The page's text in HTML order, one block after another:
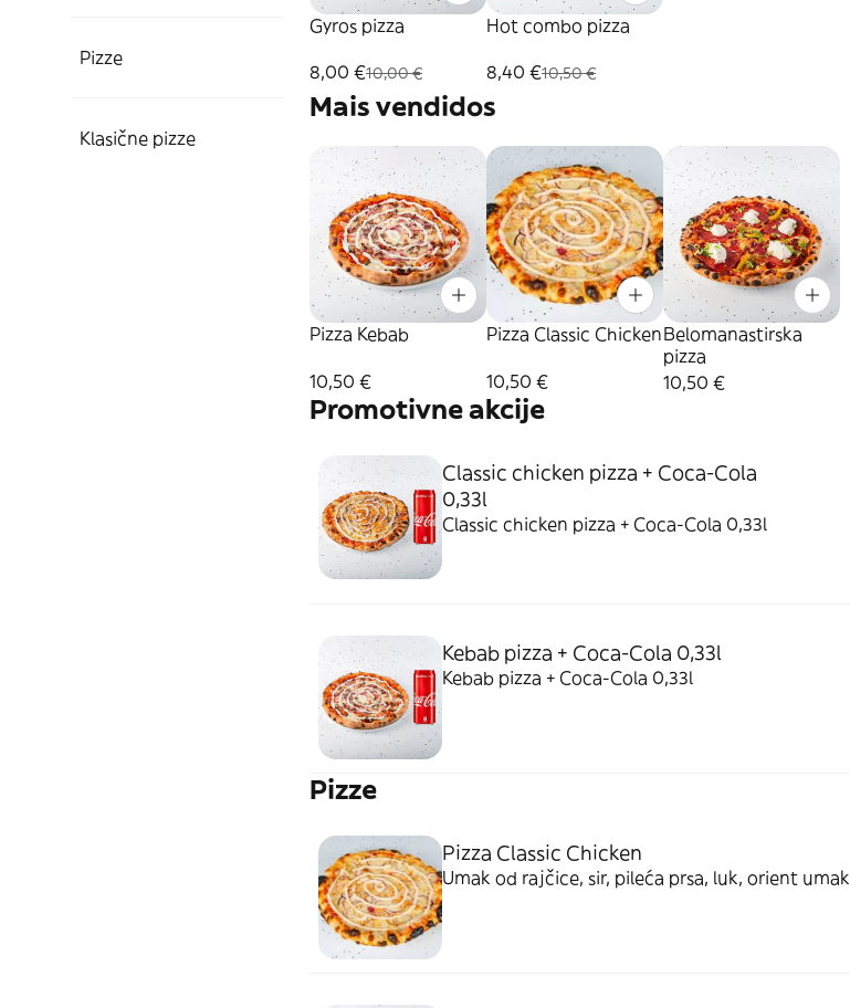
Pizze
Klasične pizze
Gyros pizza
8,00 €10,00 €
Hot combo pizza
8,40 €10,50 €
Mais vendidos
Pizza Kebab
10,50 €
Pizza Classic Chicken
10,50 €
Belomanastirska
pizza
10,50 €
Promotivne akcije
Classic chicken pizza + Coca-Cola
0,33l
Classic chicken pizza + Coca-Cola 0,33l
Kebab pizza + Coca-Cola 0,33l
Kebab pizza + Coca-Cola 0,33l
Pizze
Pizza Classic Chicken
Umak od rajčice, sir, pileća prsa, luk, orient umak